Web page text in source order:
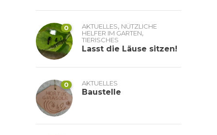
0 AKTUELLES, NÜTZLICHE
HELFER IM GARTEN,
TIERISCHES
Lasst die Läuse sitzen!
0 AKTUELLES
Baustelle